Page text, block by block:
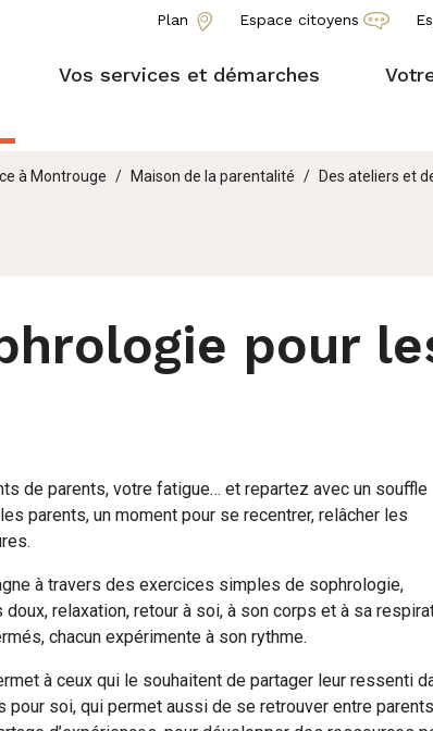
Plan Espace citoyens
Vos services et démarches
à Montrouge Maison de la parentalité
Des ateliers et
pour
de parents, votre fatigue… et repartez avec un souffle
parents, un moment pour se recentrer, relâcher les
à travers des exercices simples de sophrologie,
relaxation, retour à soi, à son corps et à sa
chacun expérimente à son rythme.
à ceux qui le souhaitent de partager leur ressenti
soi, qui permet aussi de se retrouver entre